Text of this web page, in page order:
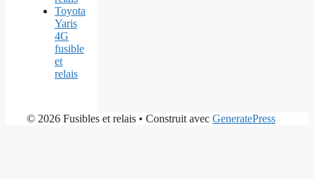
Toyota
Yaris
4G
fusible
et
relais
© 2026 Fusibles et relais • Construit avec GeneratePress